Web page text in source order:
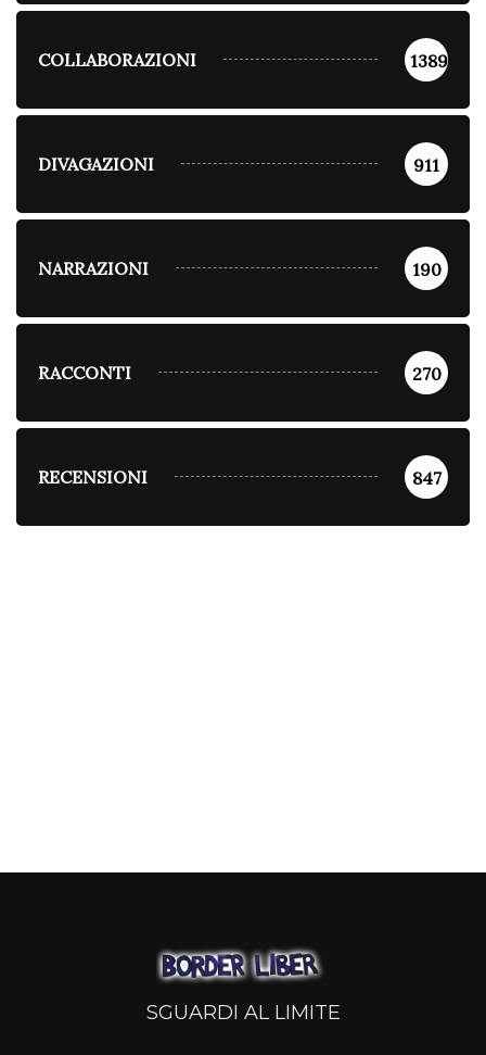
COLLABORAZIONI 1389
DIVAGAZIONI 911
NARRAZIONI 190
RACCONTI 270
RECENSIONI 847
SGUARDI AL LIMITE